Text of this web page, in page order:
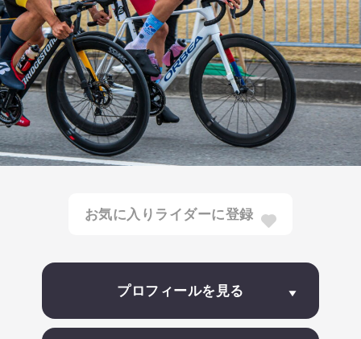
English
お気に入り登録
推しライダーの最新情報を見逃さないように、
お気に入りライダーに登録
プロフィールを見る